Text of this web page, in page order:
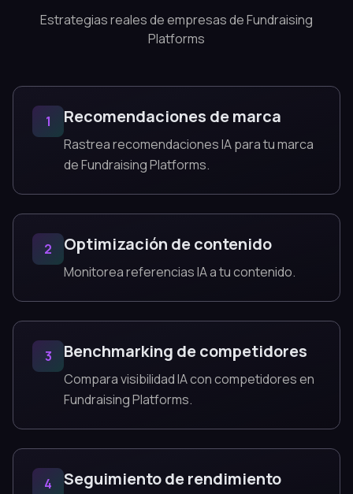
Estrategias reales de empresas de Fundraising
Platforms
1 Recomendaciones de marca
Rastrea recomendaciones IA para tu marca
de Fundraising Platforms.
2 Optimización de contenido
Monitorea referencias IA a tu contenido.
3 Benchmarking de competidores
Compara visibilidad IA con competidores en
Fundraising Platforms.
4 Seguimiento de rendimiento